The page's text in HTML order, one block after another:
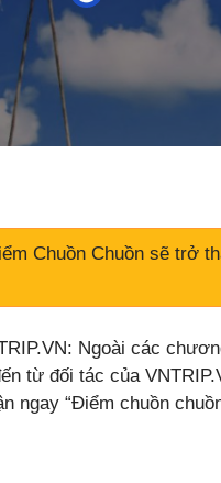
Chuồn Chuồn sẽ trở
Ngoài các
từ đối tác của
ngay “Điểm chuồn